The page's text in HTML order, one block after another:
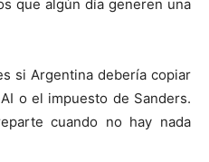
que algún día generen una
si Argentina debería copiar
o el impuesto de Sanders.
cuando no hay nada